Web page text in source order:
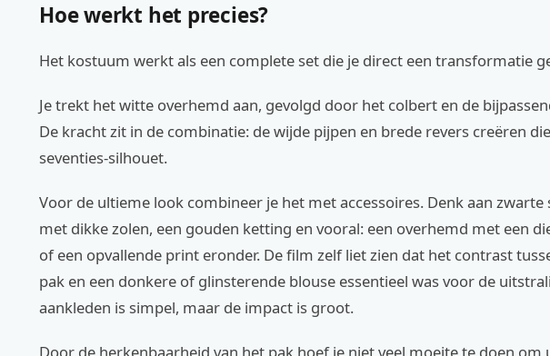
Hoe werkt het precies?
Het kostuum werkt als een complete set die je direct een transformatie
Je trekt het witte overhemd aan, gevolgd door het colbert en de
De kracht zit in de combinatie: de wijde pijpen en brede revers creëren
seventies-silhouet.
Voor de ultieme look combineer je het met accessoires. Denk aan zwarte
met dikke zolen, een gouden ketting en vooral: een overhemd met een
of een opvallende print eronder. De film zelf liet zien dat het contrast
pak en een donkere of glinsterende blouse essentieel was voor de
aankleden is simpel, maar de impact is groot.